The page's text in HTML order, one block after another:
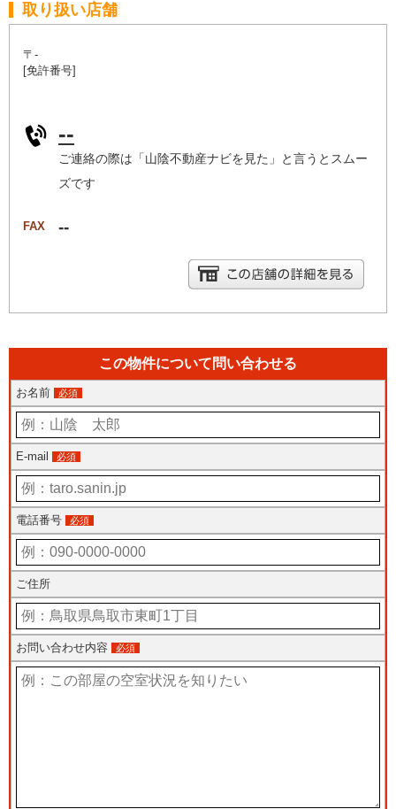
取り扱い店舗
〒-
[免許番号]
--
ご連絡の際は「山陰不動産ナビを見た」と言うとスムー
ズです
FAX --